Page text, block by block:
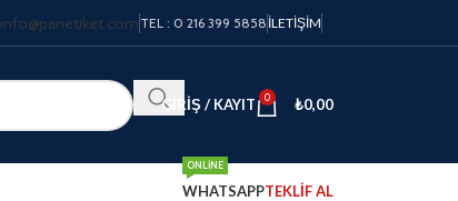
info@panetiket.com TEL : 0 216 399 5858 İLETIŞIM
GIRIŞ / KAYIT 0 ₺0,00
WHATSAPP
ONLINE
TEKLİF AL